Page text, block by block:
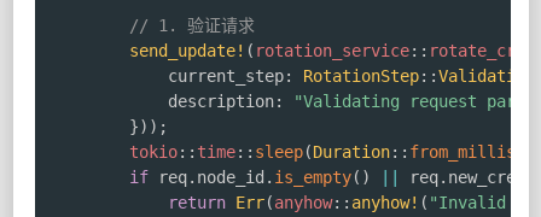
// 1. 验证请求
send_update! ( rotation_service::
            current_step
: RotationStep::
            description
:
"Validating request
}) ) ;
tokio:: time:: sleep(Duration:: from_millis
if req. node_id . is_empty( ) req.
return Err(anyhow:: anyhow! ( "Invalid